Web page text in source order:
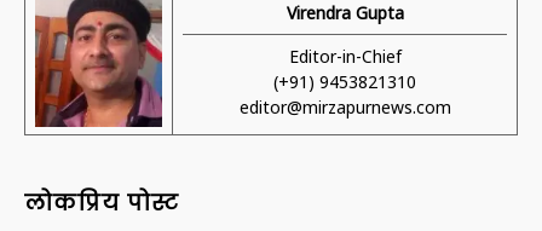
Virendra Gupta
Editor-in-Chief
(+91) 9453821310
editor@mirzapurnews.com
लोकप्रिय पोस्ट